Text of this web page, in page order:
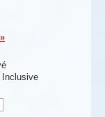
Inclusive